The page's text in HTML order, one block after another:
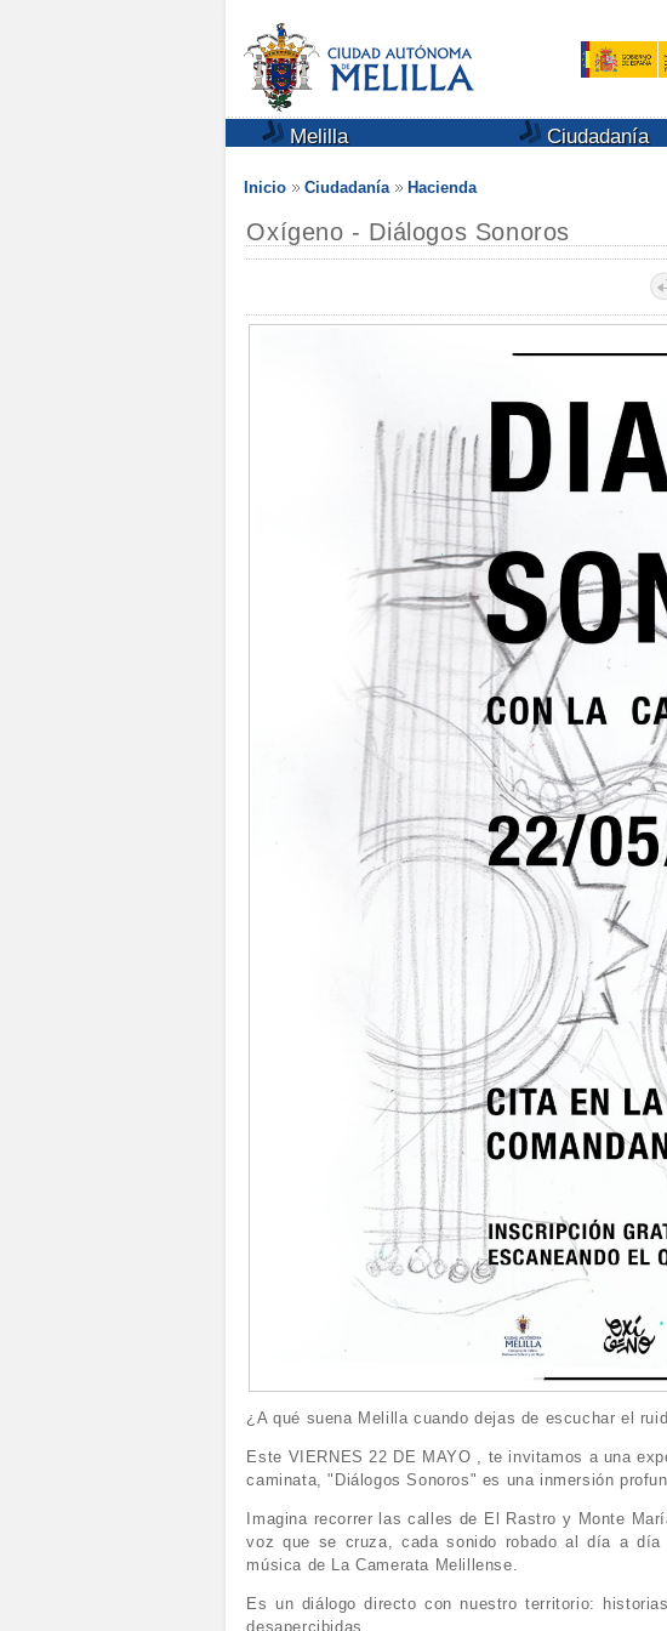
Melilla Ciudadanía
Inicio Ciudadanía Hacienda
Oxígeno - Diálogos Sonoros
¿A qué suena Melilla cuando dejas de escuchar el
Este VIERNES 22 DE MAYO , te invitamos a una
caminata, "Diálogos Sonoros" es una inmersión
Imagina recorrer las calles de El Rastro y Monte
voz que se cruza, cada sonido robado al día a
música de La Camerata Melillense.
Es un diálogo directo con nuestro territorio:
desapercibidas.